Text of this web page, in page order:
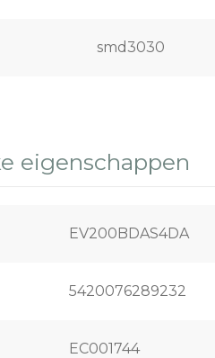
smd3030
eigenschappen
EV200BDAS4DA
5420076289232
EC001744